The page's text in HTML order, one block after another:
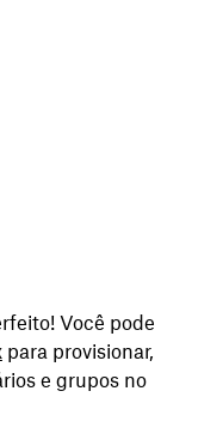
Você pode
para provisionar,
e grupos no